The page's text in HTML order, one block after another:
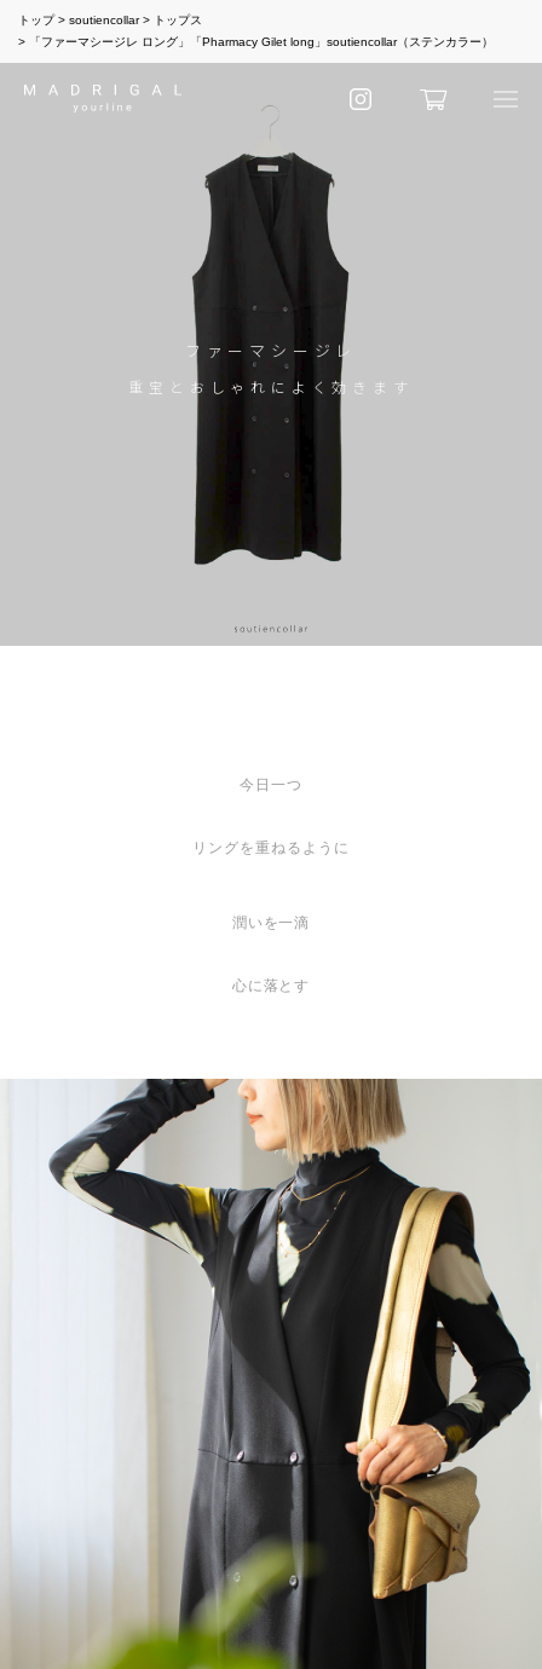
トップ soutiencollar
トップス
「ファーマシージレ ロング」「Pharmacy Gilet long」soutiencollar（ステンカラー）
ファーマシージレ
重宝とおしゃれによく効きます
今日一つ
リングを重ねるように
潤いを一滴
心に落とす